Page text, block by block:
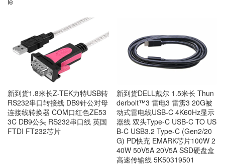
新到货1.8米长Z-TEK力特USB转
RS232串口转接线 DB9针公对母
连接线转换器 COM口红色ZE53
3C DB9公头 RS232串口线 英国
FTDI FT232芯片
新到货DELL戴尔 1.5米长 Thun
derbolt™3 雷电3 雷雳3 20G被
动式雷电线USB-C 4K60Hz显示
器线 双头Type-C USB-C TO US
B-C USB3.2 Type-C (Gen2/20
G) PD快充 EMARK芯片100W 2
40W 50V5A 20V5A SSD硬盘盒
高速传输线 5K50319501